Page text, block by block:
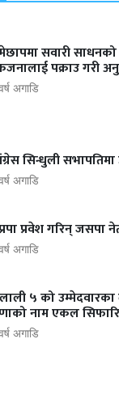
सवारी साधनको
पक्राउ गरी
अगाडि
सिन्धुली सभापतिमा
अगाडि
प्रवेश गरिन्
अगाडि
५ को
नाम एकल
अगाडि